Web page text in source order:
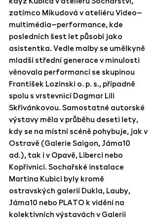
zatímco Mikudová v ateliéru Video–
multimédia–performance, kde
posledních šest let působí jako
asistentka. Vedle malby se umělkyně
mladší střední generace v minulosti
věnovala performanci se skupinou
František Lozinski o. p. s., případně
spolu s vrstevnicí Dagmar Lili
Skřivánkovou. Samostatné autorské
výstavy měla v průběhu deseti lety,
kdy se na místní scéně pohybuje, jak v
Ostravě (Galerie Saigon, Jáma10
ad.), tak i v Opavě, Liberci nebo
Kopřivnici. Sochařské instalace
Martina Kubici byly kromě
ostravských galerií Dukla, Lauby,
Jáma10 nebo PLATO k vidění na
kolektivních výstavách v Galerii